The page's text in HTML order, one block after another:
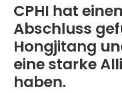
CPHI hat
Abschluss
Hongjitang
eine starke
haben.